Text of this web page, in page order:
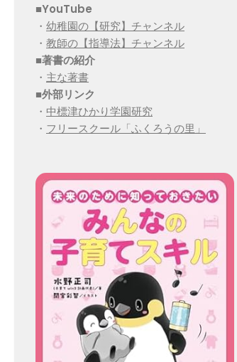
■YouTube
・ 幼稚園の【研究】チャンネル
・ 教師の【指導法】チャンネル
■著書の紹介
・ 主な著書
■外部リンク
・ 中標津ひかり学園研究
・ フリースクール「ふくろうの里」